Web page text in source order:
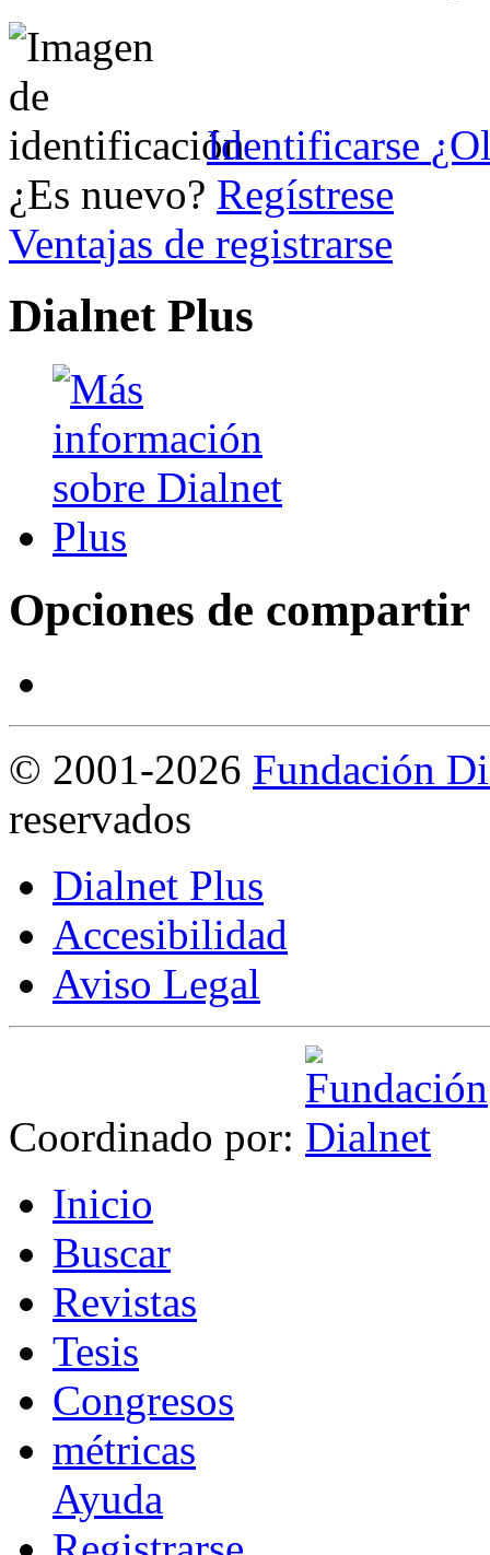
Identificarse
¿Es nuevo? Regístrese
Ventajas de registrarse
Dialnet Plus
Opciones de compartir
© 2001-2026 Fundación
reservados
Dialnet Plus
Accesibilidad
Aviso Legal
Coordinado por:
Inicio
Buscar
Revistas
Tesis
Congresos
métricas
Ayuda